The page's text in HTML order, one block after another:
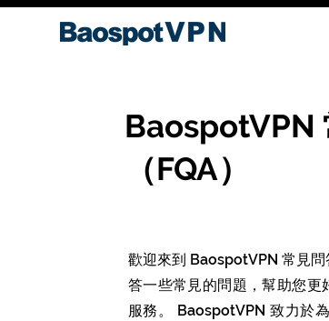
BaospotVPN
（FQA）
歡迎來到 BaospotVPN 常見問
答一些常見的問題，幫助您更
服務。 BaospotVPN致力於